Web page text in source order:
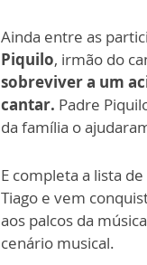
Ainda entre as
Piquilo, irmão do
sobreviver a um
cantar. Padre
da família o
E completa a lista
Tiago e vem
aos palcos da
cenário musical.